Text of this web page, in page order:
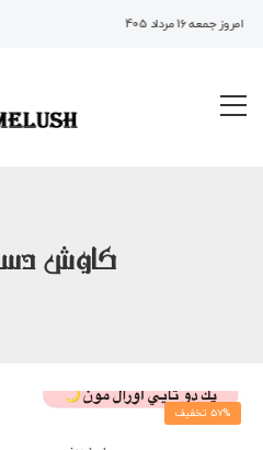
امروز جمعه 16 مرداد 1405
کاوش
57% تخفیف